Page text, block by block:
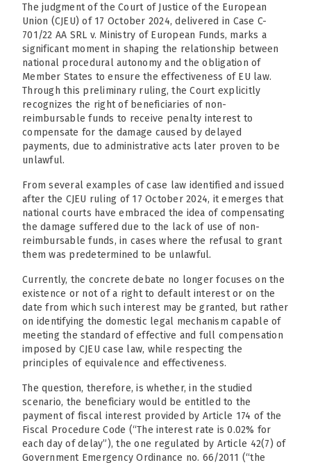
The judgment of the Court of Justice of the European
Union (CJEU) of 17 October 2024, delivered in Case C-
701/22 AA SRL v. Ministry of European Funds, marks a
significant moment in shaping the relationship between
national procedural autonomy and the obligation of
Member States to ensure the effectiveness of EU law.
Through this preliminary ruling, the Court explicitly
recognizes the right of beneficiaries of non-
reimbursable funds to receive penalty interest to
compensate for the damage caused by delayed
payments, due to administrative acts later proven to be
unlawful.
From several examples of case law identified and issued
after the CJEU ruling of 17 October 2024, it emerges that
national courts have embraced the idea of compensating
the damage suffered due to the lack of use of non-
reimbursable funds, in cases where the refusal to grant
them was predetermined to be unlawful.
Currently, the concrete debate no longer focuses on the
existence or not of a right to default interest or on the
date from which such interest may be granted, but rather
on identifying the domestic legal mechanism capable of
meeting the standard of effective and full compensation
imposed by CJEU case law, while respecting the
principles of equivalence and effectiveness.
The question, therefore, is whether, in the studied
scenario, the beneficiary would be entitled to the
payment of fiscal interest provided by Article 174 of the
Fiscal Procedure Code (“The interest rate is 0.02% for
each day of delay”), the one regulated by Article 42(7) of
Government Emergency Ordinance no. 66/2011 (“the